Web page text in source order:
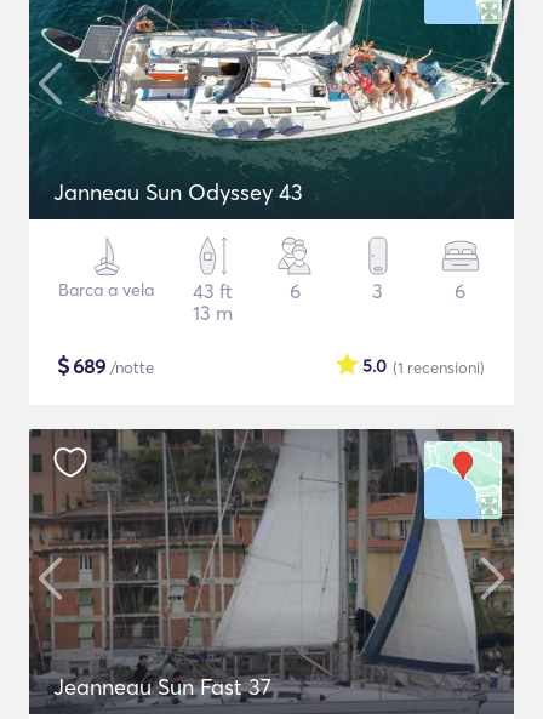
Janneau Sun Odyssey 43
Barca a vela
43 ft
13 m
6 3 6
$689 /notte (1 recensioni)
5.0
Jeanneau Sun Fast 37